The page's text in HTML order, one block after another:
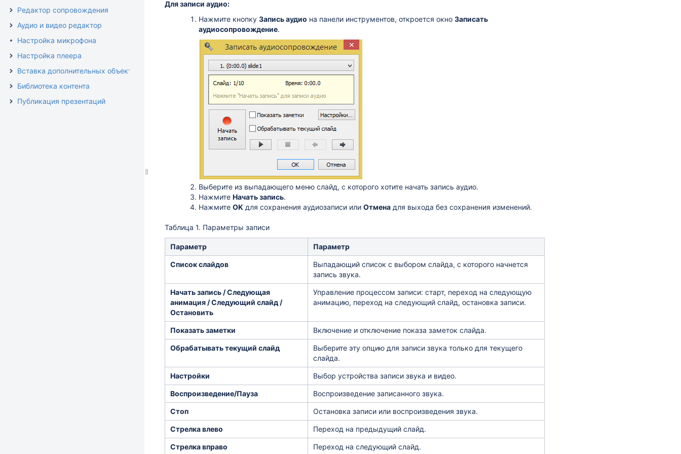
Редактор сопровождения
Аудио и видео редактор
Настройка микрофона
Настройка плеера
Вставка дополнительных объектов
Библиотека контента
Публикация презентаций
Для записи аудио:
Нажмите кнопку Запись аудио на панели инструментов, откроется окно Записать
аудиосопровождение.
Выберите из выпадающего меню слайд, с которого хотите начать запись аудио.
Нажмите Начать запись.
Нажмите OK для сохранения аудиозаписи или Отмена для выхода без сохранения изменений.
Таблица 1. Параметры записи
Параметр Параметр
Список слайдов
Выпадающий список с выбором слайда, с которого начнется
запись звука.
Начать запись / Следующая
анимация / Следующий слайд /
Остановить
Управление процессом записи: старт, переход на следующую
анимацию, переход на следующий слайд, остановка записи.
Показать заметки Включение и отключение показа заметок слайда.
Обрабатывать текущий слайд
Выберите эту опцию для записи звука только для текущего
слайда.
Настройки Выбор устройства записи звука и видео.
Воспроизведение/Пауза Воспроизведение записанного звука.
Стоп Остановка записи или воспроизведения звука.
Стрелка влево Переход на предыдущий слайд.
Стрелка вправо Переход на следующий слайд.